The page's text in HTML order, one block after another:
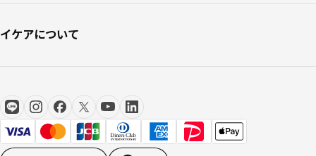
イケアについて